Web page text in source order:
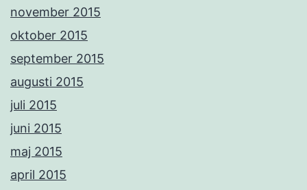
november 2015
oktober 2015
september 2015
augusti 2015
juli 2015
juni 2015
maj 2015
april 2015